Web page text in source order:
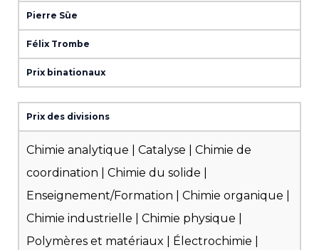
Pierre Süe
Félix Trombe
Prix binationaux
Prix des divisions
Chimie analytique | Catalyse | Chimie de
coordination | Chimie du solide |
Enseignement/Formation | Chimie organique |
Chimie industrielle | Chimie physique |
Polymères et matériaux | Électrochimie |